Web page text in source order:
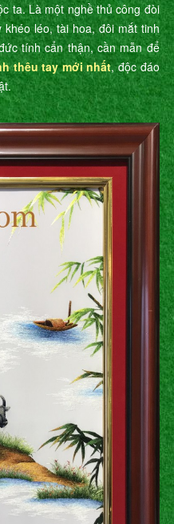
ta. Là một nghề thủ công đòi
léo, tài hoa, đôi mắt tinh
tính cẩn thận, cần mẫn để
thêu tay mới nhất, độc đáo